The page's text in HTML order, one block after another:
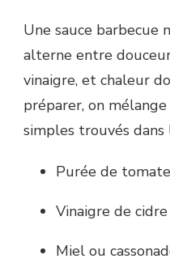
Une sauce barbecue
alterne entre
vinaigre, et chaleur
préparer, on
simples trouvés dans
Purée de
Vinaigre de
Miel ou